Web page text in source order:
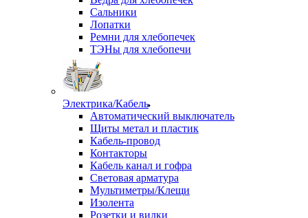
Сальники
Лопатки
Ремни для хлебопечек
ТЭНы для хлебопечи
Электрика/Кабель
Автоматический выключатель
Щиты метал и пластик
Кабель-провод
Контакторы
Кабель канал и гофра
Световая арматура
Мультиметры/Клещи
Изолента
Розетки и вилки